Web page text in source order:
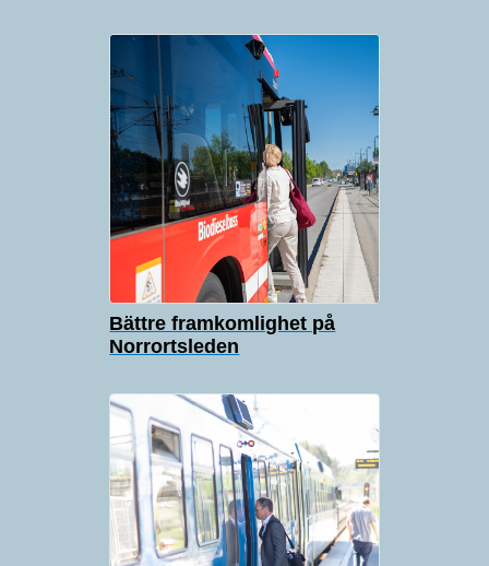
Bättre framkomlighet på
Norrortsleden